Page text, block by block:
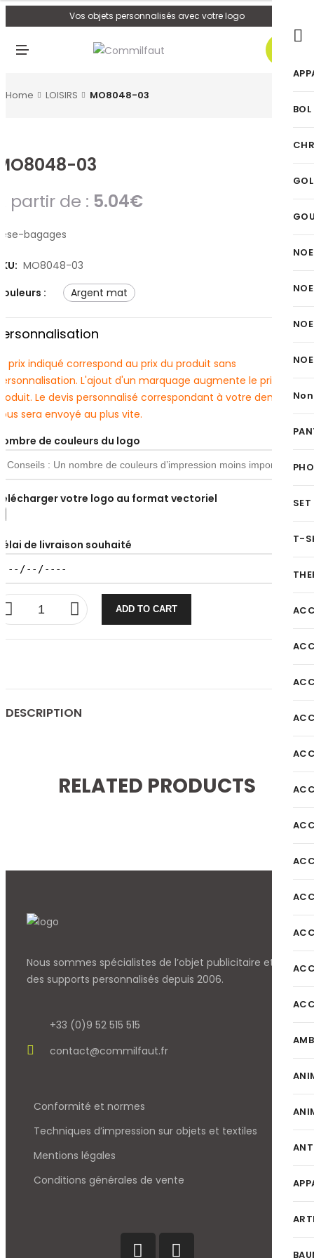
Vos objets personnalisés avec votre logo
U
0
Home LOISIRS MO8048-03
03
partir de : 5.04€
bagages
MO8048-03
:
argent mat
prix indiqué correspond au prix du produit sans
L'ajout d'un marquage augmente le prix du
Le devis personnalisé correspondant à votre demande
sera envoyé au plus vite.
de couleurs du logo
votre logo au format vectoriel
de livraison souhaité
ADD TO CART
DESCRIPTION
RELATED PRODUCTS
Nous sommes spécialistes de l’objet publicitaire et
des supports personnalisés depuis 2006.
+33 (0)9 52 515 515
contact@commilfaut.fr
Conformité et normes
Techniques d’impression sur objets et textiles
Mentions légales
Conditions générales de vente
BOL
T-